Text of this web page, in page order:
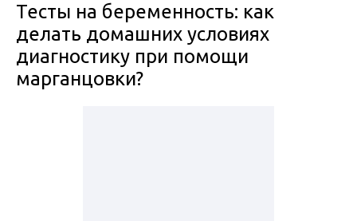
Тесты на беременность: как
делать домашних условиях
диагностику при помощи
марганцовки?